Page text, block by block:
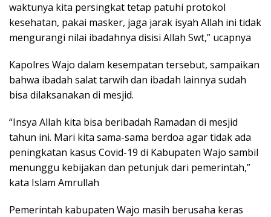
waktunya kita persingkat tetap patuhi protokol
kesehatan, pakai masker, jaga jarak isyah Allah ini tidak
mengurangi nilai ibadahnya disisi Allah Swt,” ucapnya
Kapolres Wajo dalam kesempatan tersebut, sampaikan
bahwa ibadah salat tarwih dan ibadah lainnya sudah
bisa dilaksanakan di mesjid.
“Insya Allah kita bisa beribadah Ramadan di mesjid
tahun ini. Mari kita sama-sama berdoa agar tidak ada
peningkatan kasus Covid-19 di Kabupaten Wajo sambil
menunggu kebijakan dan petunjuk dari pemerintah,”
kata Islam Amrullah
Pemerintah kabupaten Wajo masih berusaha keras